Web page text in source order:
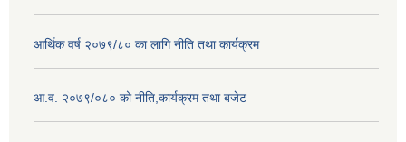
आर्थिक वर्ष २०७९/८० का लागि नीति तथा कार्यक्रम
आ.व. २०७९/०८० को नीति,कार्यक्रम तथा बजेट